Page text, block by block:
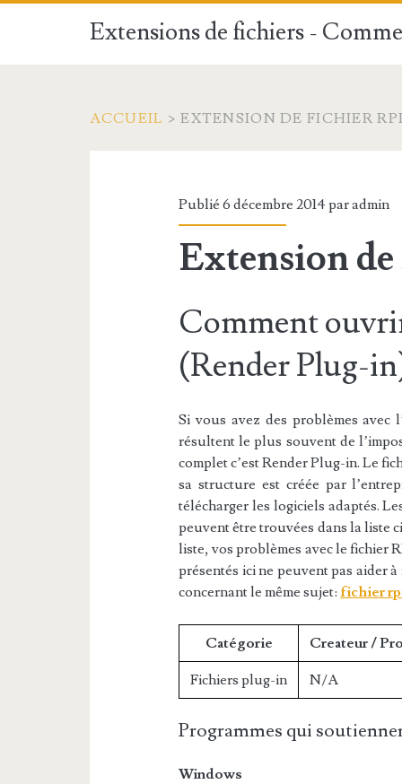
Extensions de fichiers -
ACCUEIL > EXTENSION DE FICHIER RPI
Publié 6 décembre 2014 paradmin
Extension
Comment
(Render Plug-
Si vous avez des problèmes
résultent le plus souvent de
complet c’est Render Plug-in. Le
sa structure est créée par
télécharger les logiciels adaptés.
peuvent être trouvées dans la liste
liste, vos problèmes avec le fichier
présentés ici ne peuvent pas aider
concernant le même sujet: fichier
Catégorie Createur /
Fichiers plug-in N/A
Programmes qui
Windows